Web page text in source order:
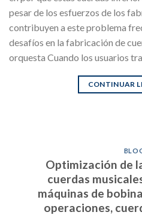
pesar de los esfuerzos de los
contribuyen a este problema
desafíos en la fabricación de
orquesta Cuando los usuarios
CONTINUAR
Optimización de
cuerdas
máquinas de
operaciones,